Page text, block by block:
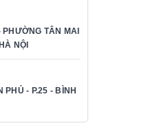
TÂN MAI
NỘI
PHỦ - P.25 - BÌNH